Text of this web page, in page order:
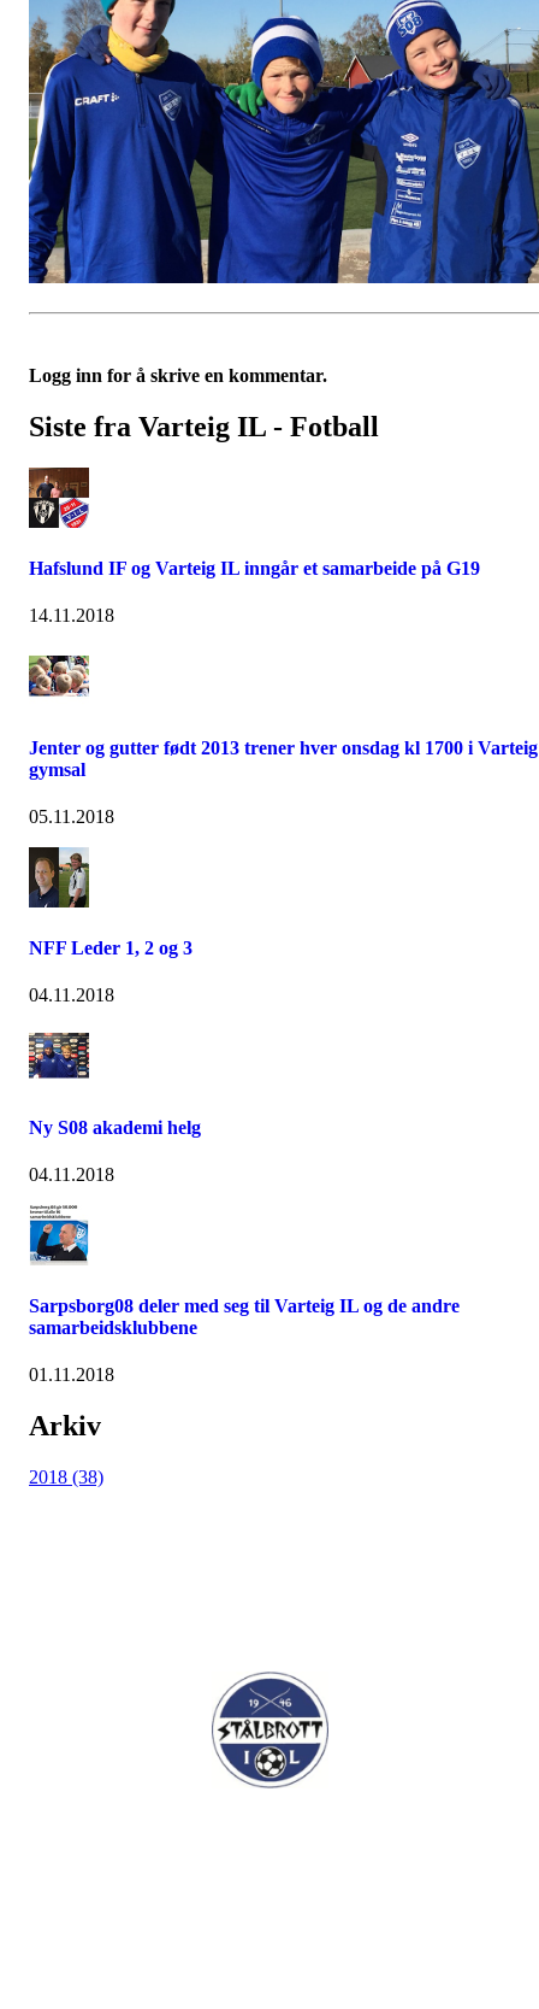
Logg inn for å skrive en kommentar.
Siste fra Varteig IL - Fotball
Hafslund IF og Varteig IL inngår et samarbeide på G19
14.11.2018
Jenter og gutter født 2013 trener hver onsdag kl 1700 i Varteig
gymsal
05.11.2018
NFF Leder 1, 2 og 3
04.11.2018
Ny S08 akademi helg
04.11.2018
Sarpsborg08 deler med seg til Varteig IL og de andre
samarbeidsklubbene
01.11.2018
Arkiv
2018 (38)